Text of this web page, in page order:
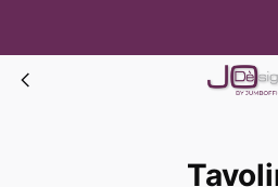
Tavolini
Informativa sulla raccolta
Le tue preferenze